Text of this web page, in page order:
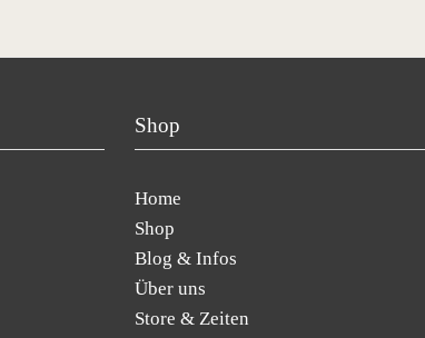
Shop
Home
Shop
Blog & Infos
Über uns
Store & Zeiten